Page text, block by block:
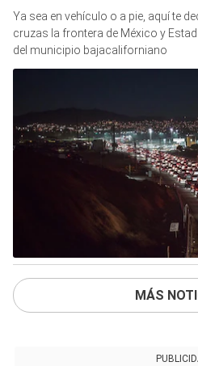
Ya sea en vehículo o a pie, aquí te
cruzas la frontera de México y
del municipio bajacaliforniano
MÁS